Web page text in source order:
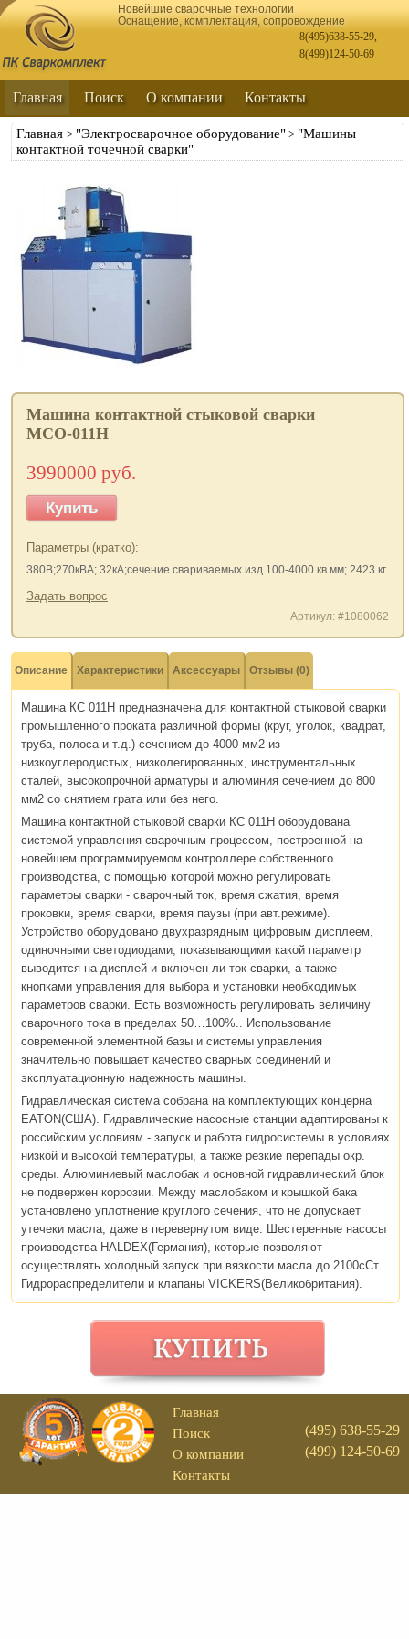
Новейшие сварочные технологии
Оснащение, комплектация, сопровождение
8(495)638-55-29,
8(499)124-50-69
Главная Поиск О компании Контакты
Главная > "Электросварочное оборудование" > "Машины
контактной точечной сварки"
Машина контактной стыковой сварки
МСО-011Н
3990000 руб.
Купить
Параметры (кратко):
380В;270кВА; 32кА;сечение свариваемых изд.100-4000 кв.мм; 2423 кг.
Задать вопрос
Артикул: #1080062
Описание Характеристики Аксессуары Отзывы (0)
Машина КС 011Н предназначена для контактной стыковой сварки
промышленного проката различной формы (круг, уголок, квадрат,
труба, полоса и т.д.) сечением до 4000 мм2 из
низкоуглеродистых, низколегированных, инструментальных
сталей, высокопрочной арматуры и алюминия сечением до 800
мм2 со снятием грата или без него.
Машина контактной стыковой сварки КС 011Н оборудована
системой управления сварочным процессом, построенной на
новейшем программируемом контроллере собственного
производства, с помощью которой можно регулировать
параметры сварки - сварочный ток, время сжатия, время
проковки, время сварки, время паузы (при авт.режиме).
Устройство оборудовано двухразрядным цифровым дисплеем,
одиночными светодиодами, показывающими какой параметр
выводится на дисплей и включен ли ток сварки, а также
кнопками управления для выбора и установки необходимых
параметров сварки. Есть возможность регулировать величину
сварочного тока в пределах 50…100%.. Использование
современной элементной базы и системы управления
значительно повышает качество сварных соединений и
эксплуатационную надежность машины.
Гидравлическая система собрана на комплектующих концерна
EATON(США). Гидравлические насосные станции адаптированы к
российским условиям - запуск и работа гидросистемы в условиях
низкой и высокой температуры, а также резкие перепады окр.
среды. Алюминиевый маслобак и основной гидравлический блок
не подвержен коррозии. Между маслобаком и крышкой бака
установлено уплотнение круглого сечения, что не допускает
утечеки масла, даже в перевернутом виде. Шестеренные насосы
производства HALDEX(Германия), которые позволяют
осуществлять холодный запуск при вязкости масла до 2100сСт.
Гидрораспределители и клапаны VICKERS(Великобритания).
Главная
Поиск
О компании
Контакты
(495) 638-55-29
(499) 124-50-69